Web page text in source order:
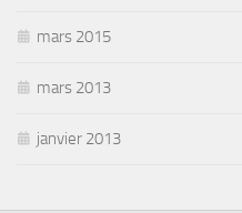
mars 2015
mars 2013
janvier 2013